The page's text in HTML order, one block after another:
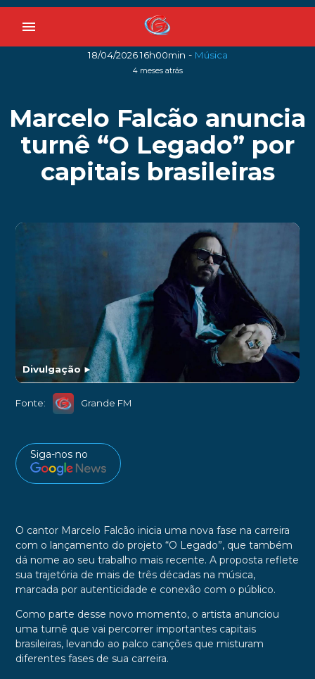
menu
18/04/2026 16h00min - Música
4 meses atrás
Marcelo Falcão anuncia
turnê “O Legado” por
capitais brasileiras
Divulgação►
Fonte: Grande FM
Siga-nos no
O cantor Marcelo Falcão inicia uma nova fase na carreira
com o lançamento do projeto “O Legado”, que também
dá nome ao seu trabalho mais recente. A proposta reflete
sua trajetória de mais de três décadas na música,
marcada por autenticidade e conexão com o público.
Como parte desse novo momento, o artista anunciou
uma turnê que vai percorrer importantes capitais
brasileiras, levando ao palco canções que misturam
diferentes fases de sua carreira.